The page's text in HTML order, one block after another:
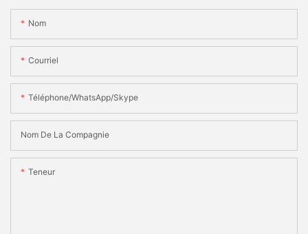
Nom
Courriel
Téléphone/WhatsApp/Skype
Nom De La Compagnie
Teneur